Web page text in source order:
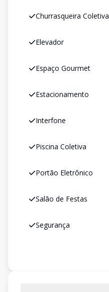
Churrasqueira Coletiva
Elevador
Espaço Gourmet
Estacionamento
Interfone
Piscina Coletiva
Portão Eletrônico
Salão de Festas
Segurança